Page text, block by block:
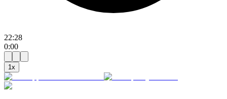
22:28
0:00
1 x